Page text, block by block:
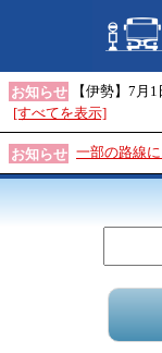
お知らせ
【伊勢】7月
[すべてを表示]
お知らせ 一部の路線